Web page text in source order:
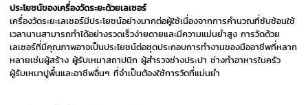
ประโยชน์ของเครื่องวัดระยะด้วยเลเซอร์
เครื่องวัดระยะเลเซอร์มีประโยชน์อย่างมากต่อผู้ใช้เนื่องจากการคำนวณที่ซับซ้อนใช้
เวลานานสามารถทำได้อย่างรวดเร็วง่ายดายและมีความแม่นยำสูง การวัดด้วย
เลเซอร์ที่มีคุณภาพอาจเป็นประโยชน์ต่อชุดประกอบการทำงานของมืออาชีพที่หลาก
หลายเช่นผู้สร้าง ผู้รับเหมาสถาปนิก ผู้สำรวจช่างประปา ช่างทำอาหารในครัว
ผู้รับเหมาปูพื้นและอาชีพอื่นๆ ที่จำเป็นต้องใช้การวัดที่แม่นยำ